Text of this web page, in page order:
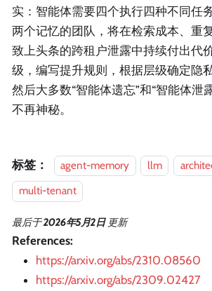
实：智能体需要四个执行四种不同任
两个记忆的团队，将在检索成本、重
致上头条的跨租户泄露中持续付出代
级，编写提升规则，根据层级确定隐
然后大多数“智能体遗忘”和“智能体泄
不再神秘。
标签： agent-memory llm
multi-tenant
最后于2026年5月2日 更新
References:
https://arxiv.org/abs/2310.08560
https://arxiv.org/abs/2309.02427